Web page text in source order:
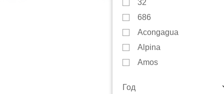
Инструменты
Куртки
Коньки
Маски
Носки
32
686
Acongagua
Alpina
Amos
Год